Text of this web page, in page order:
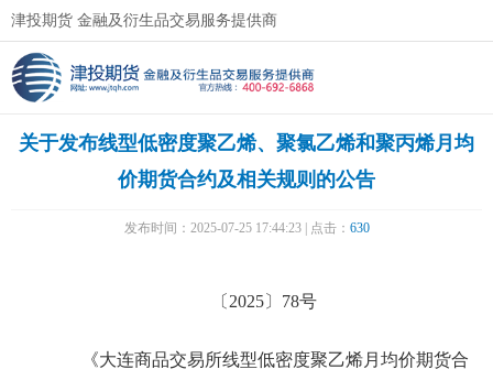
津投期货 金融及衍生品交易服务提供商
关于发布线型低密度聚乙烯、聚氯乙烯和聚丙烯月均
价期货合约及相关规则的公告
发布时间：2025-07-25 17:44:23 | 点击： 630
〔2025〕78号
《大连商品交易所线型低密度聚乙烯月均价期货合